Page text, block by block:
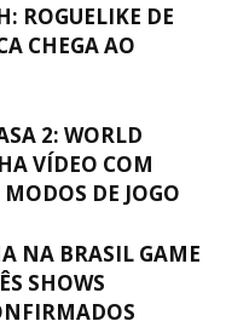
ROGUELIKE DE
CHEGA AO
2: WORLD
VÍDEO COM
DE JOGO
NA BRASIL GAME
SHOWS